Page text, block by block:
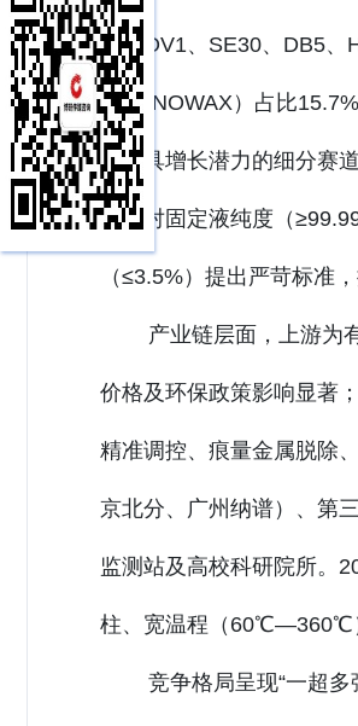
（如OV1、SE30、DB5、
HPINNOWAX）占比
为最具增长潜力的细分赛
测）对固定液纯度（
（≤3.5%）提出严苛标准
产业链层面，上游为
价格及环保政策影响显著
精准调控、痕量金属脱除
京北分、广州纳谱）、第
监测站及高校科研院所。
柱、宽温程（60℃—360℃
竞争格局呈现“一超